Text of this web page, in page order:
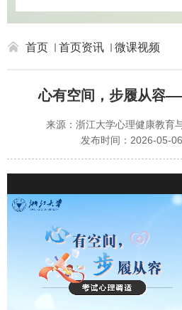
首页 首页资讯 微课视频
心有空间，步履从容
来源：浙江大学心理健康教育
发布时间：2026-05-06